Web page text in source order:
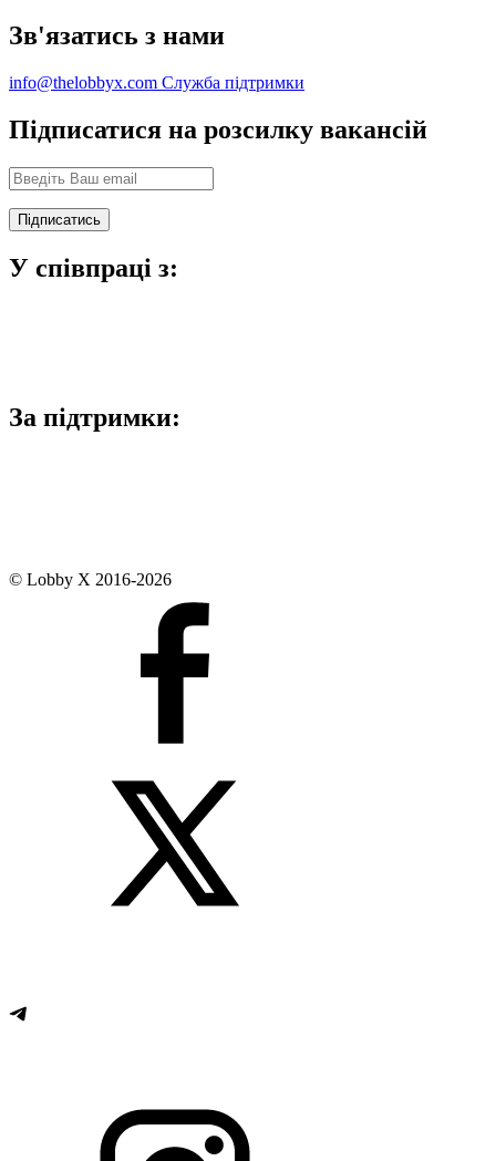
Зв'язатись з нами
info@thelobbyx.com Служба підтримки
Підписатися на розсилку вакансій
У співпраці з:
За підтримки:
© Lobby X 2016-2026